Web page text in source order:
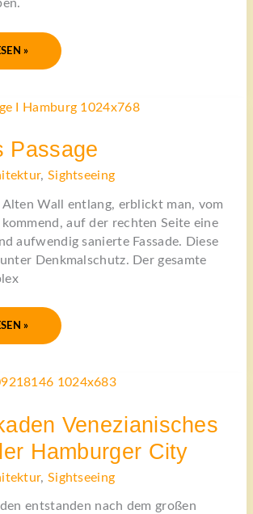
»
Passage
, Sightseeing
Alten Wall entlang, erblickt man, vom
kommend, auf der rechten Seite eine
aufwendig sanierte Fassade. Diese
unter Denkmalschutz. Der gesamte
»
Venezianisches
Hamburger City
, Sightseeing
entstanden nach dem großen